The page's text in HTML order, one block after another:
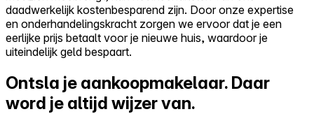
daadwerkelijk kostenbesparend zijn. Door onze expertise
en onderhandelingskracht zorgen we ervoor dat je een
eerlijke prijs betaalt voor je nieuwe huis, waardoor je
uiteindelijk geld bespaart.
Ontsla je aankoopmakelaar. Daar
word je altijd wijzer van.